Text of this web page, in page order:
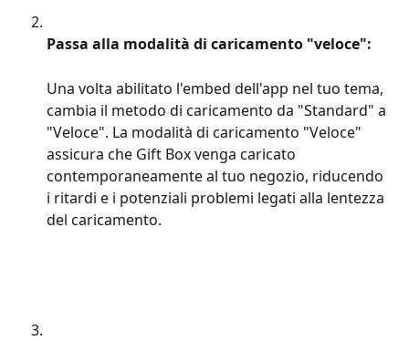
Passa alla modalità di caricamento "veloce":
Una volta abilitato l'embed dell'app nel tuo tema,
cambia il metodo di caricamento da "Standard" a
"Veloce". La modalità di caricamento "Veloce"
assicura che Gift Box venga caricato
contemporaneamente al tuo negozio, riducendo
i ritardi e i potenziali problemi legati alla lentezza
del caricamento.